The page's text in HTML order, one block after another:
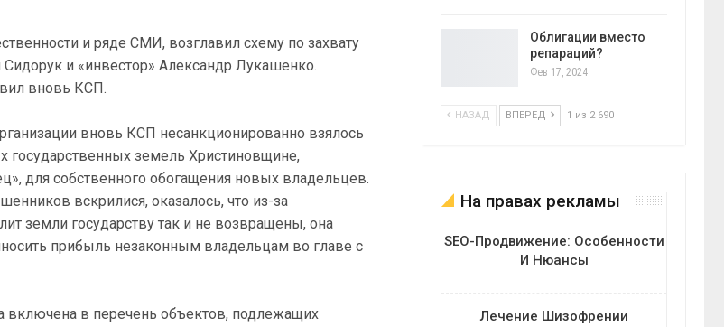
и ряде СМИ, возглавил схему по захвату
Сидорук и «инвестор» Александр Лукашенко.
вновь КСП.
вновь КСП несанкционированно взялось
государственных земель Христиновщине,
для собственного обогащения новых владельцев.
вскрилися, оказалось, что из-за
земли государству так и не возвращены, она
прибыль незаконным владельцам во главе с
включена в перечень объектов, подлежащих
Облигации вместо
репараций?
Фев 17, 2024
НАЗАД ВПЕРЕД 1 из 2 690
На правах рекламы
SEO-Продвижение: Особенности
И Нюансы
Лечение Шизофрении